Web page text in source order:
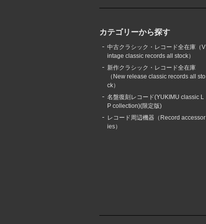
カテゴリーから探す
中古クラシック・レコード全在庫（V
intage classic records all stock）
新作クラシック・レコード全在庫
（New release classic records all sto
ck）
名盤復刻レコード(YUKIMU classic L
P collection)(限定版)
レコード周辺機器（Record accessor
ies）